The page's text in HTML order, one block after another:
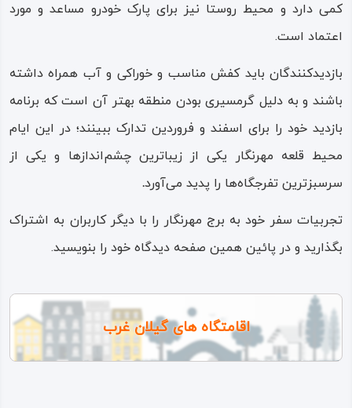
کمی دارد و محیط روستا نیز برای پارک خودرو مساعد و مورد
اعتماد است.
بازدیدکنندگان باید کفش مناسب و خوراکی و آب همراه داشته
باشند و به دلیل گرمسیری بودن منطقه بهتر آن است که برنامه
بازدید خود را برای اسفند و فروردین تدارک ببینند؛ در این ایام
محیط قلعه مهرنگار یکی از زیباترین چشم‌اندازها و یکی از
سرسبزترین تفرجگاه‌ها را پدید می‌آورد.
تجربیات سفر خود به برج مهرنگار را با دیگر کاربران به اشتراک
بگذارید و در پائین همین صفحه دیدگاه خود را بنویسید.
اقامتگاه های گیلان غرب